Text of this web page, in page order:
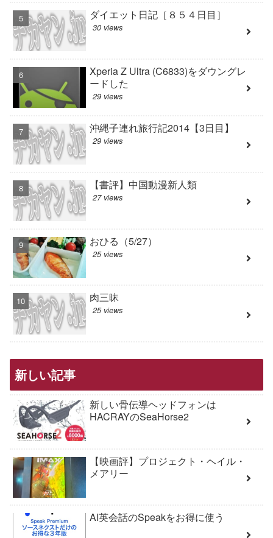
ダイエット日記［８５４日目］
30 views
Xperia Z Ultra (C6833)をダウングレ
ードした
29 views
沖縄子連れ旅行記2014【3日目】
29 views
【書評】中国動漫新人類
27 views
おひる（5/27）
25 views
肉三昧
25 views
新しい記事
新しい骨伝導ヘッドフォンは
HACRAYのSeaHorse2
【映画評】プロジェクト・ヘイル・
メアリー
AI英会話のSpeakをお得に使う